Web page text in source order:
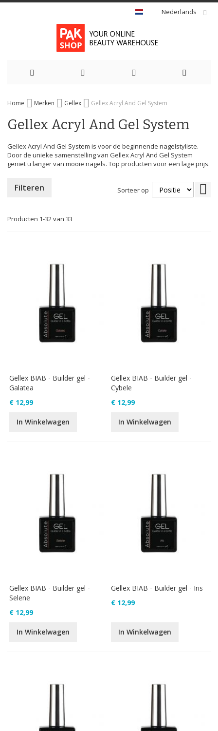
Nederlands
de
inhoud
Home Merken Gellex Gellex Acryl And Gel System
Gellex Acryl And Gel System
Gellex Acryl And Gel System is voor de beginnende nagelstyliste.
Door de unieke samenstelling van Gellex Acryl And Gel System
geniet u langer van mooie nagels. Top producten voor een lage prijs.
Producten 1-32van 33
Sorteer op
Gellex BIAB - Builder gel -
Galatea
€ 12,99
In Winkelwagen
Gellex BIAB - Builder gel -
Cybele
€ 12,99
In Winkelwagen
Gellex BIAB - Builder gel -
Selene
€ 12,99
In Winkelwagen
Gellex BIAB - Builder gel - Iris
€ 12,99
In Winkelwagen
Filteren